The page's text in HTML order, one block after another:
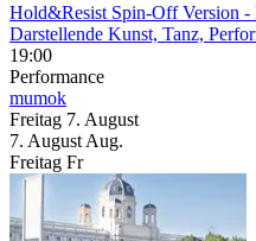
Hold&Resist Spin-Off Version -
Darstellende Kunst, Tanz,
19:00
Performance
mumok
Freitag 7. August
7. August Aug.
Freitag Fr